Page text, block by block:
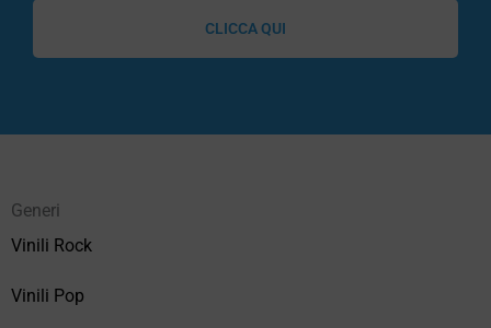
CLICCA QUI
Generi
Vinili Rock
Vinili Pop